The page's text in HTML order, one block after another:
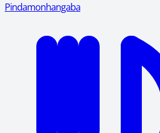
Pindamonhangaba